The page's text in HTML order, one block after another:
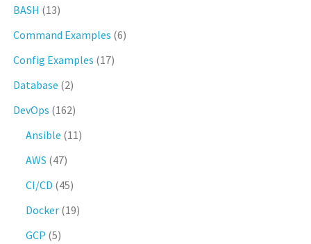
BASH (13)
Command Examples (6)
Config Examples (17)
Database (2)
DevOps (162)
Ansible (11)
AWS (47)
CI/CD (45)
Docker (19)
GCP (5)